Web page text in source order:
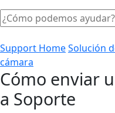
Support HomeSolución
cámara
Cómo enviar
a Soporte